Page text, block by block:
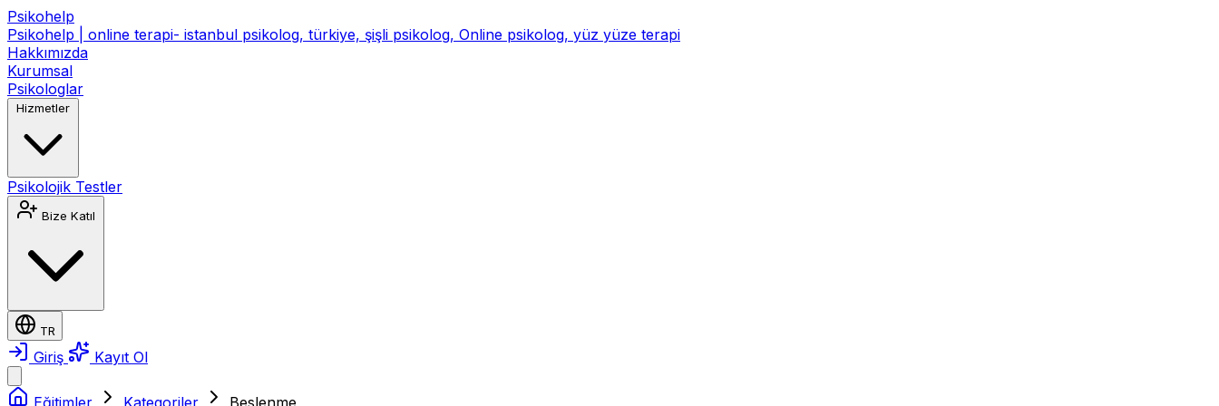
Psikohelp
Psikohelp | online terapi- istanbul psikolog, türkiye, şişli psikolog, Online psikolog, yüz yüze terapi
Hakkımızda
Kurumsal
Psikologlar
Hizmetler
Psikolojik Testler
Bize Katıl
TR
Giriş Kayıt Ol
Eğitimler Kategoriler Beslenme